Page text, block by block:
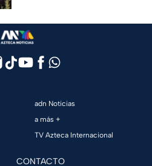
adn Noticias
a más +
TV Azteca Internacional
CONTACTO